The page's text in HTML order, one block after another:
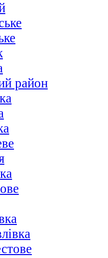
район